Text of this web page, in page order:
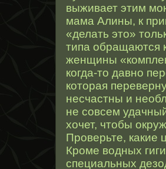
выживает этим
мама Алины, к
«делать это»
типа обращаются
женщины
когда-то давно
которая
несчастны и
не совсем
хочет, чтобы
Проверьте, какие
Кроме водных
специальных